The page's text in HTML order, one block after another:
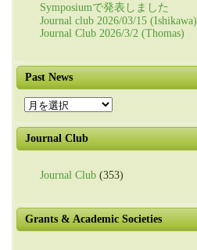
Symposiumで発表しました
Journal club 2026/03/15 (Ishikawa)
Journal Club 2026/3/2 (Thomas)
Past News
Past
News
Journal Club
Journal Club (353)
Grants & Academic Societies